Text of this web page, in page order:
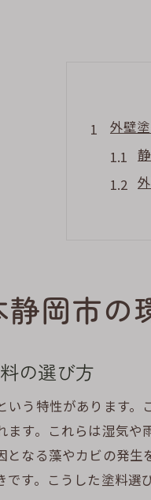
外壁
静岡
岡市の
の選び方
う特性があります
ます。これらは湿気
なる藻やカビの発
す。こうした塗料